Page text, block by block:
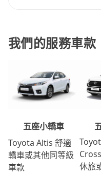
我們的服務車款
五座小轎車
Toyota Altis 舒適
轎車或其他同等級
車款
休旅